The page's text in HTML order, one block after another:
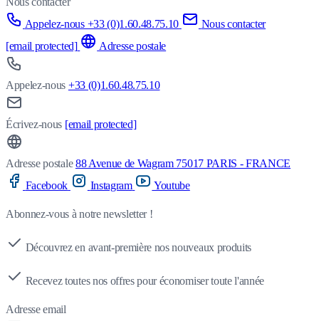
Appelez-nous +33 (0)1.60.48.75.10
Nous contacter
[email protected]
Adresse postale
Appelez-nous +33 (0)1.60.48.75.10
Écrivez-nous [email protected]
Adresse postale 88 Avenue de Wagram 75017 PARIS - FRANCE
Facebook
Instagram Youtube
Abonnez-vous à notre newsletter !
Découvrez en avant-première nos nouveaux produits
Recevez toutes nos offres pour économiser toute l'année
Adresse email